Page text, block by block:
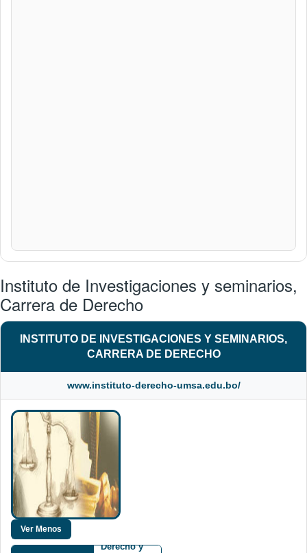
Instituto de Investigaciones y seminarios,
Carrera de Derecho
INSTITUTO DE INVESTIGACIONES Y SEMINARIOS,
CARRERA DE DERECHO
www.instituto-derecho-umsa.edu.bo/
Derecho y